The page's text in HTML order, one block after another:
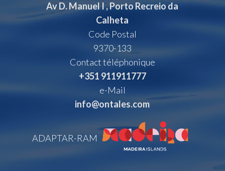
Av D. Manuel I , Porto Recreio da
Calheta
Code Postal
9370-133
Contact téléphonique
+351 911911777
e-Mail
info@ontales.com
ADAPTAR-RAM